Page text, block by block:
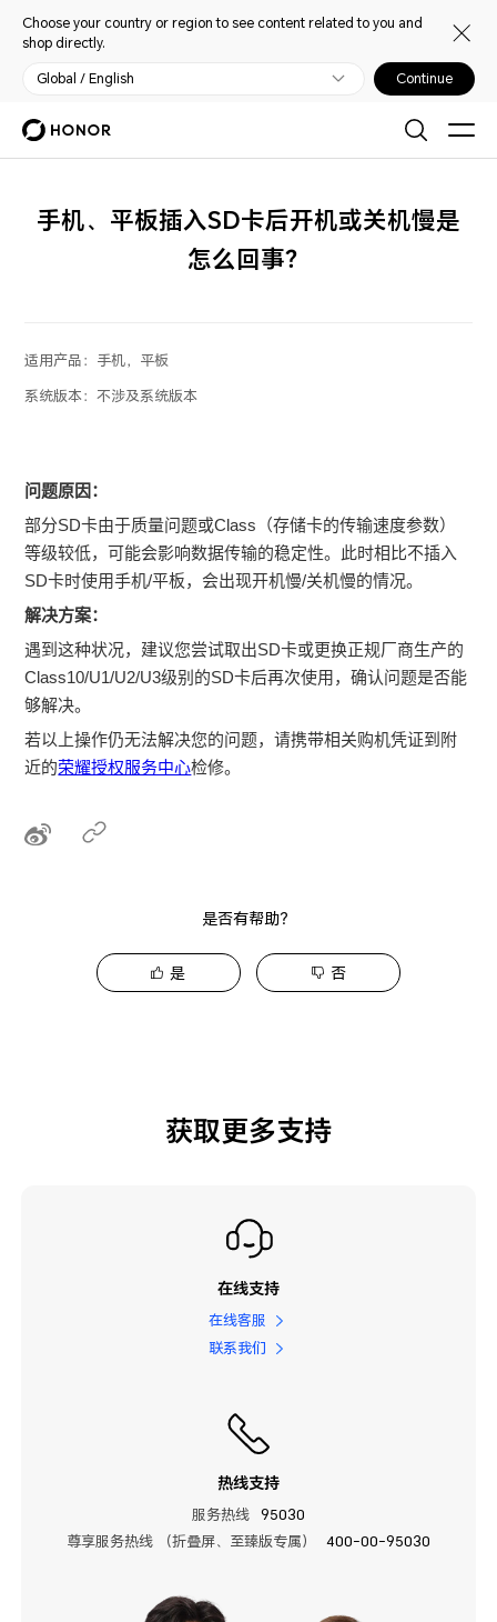
Choose your country or region to see content related to you and
shop directly.
Global / English Continue
手机、平板插入SD卡后开机或关机慢是
怎么回事？
适用产品： 手机，平板
系统版本：不涉及系统版本
问题原因：
部分SD卡由于质量问题或Class（存储卡的传输速度参数）
等级较低，可能会影响数据传输的稳定性。此时相比不插入
SD卡时使用手机/平板，会出现开机慢/关机慢的情况。
解决方案：
遇到这种状况，建议您尝试取出SD卡或更换正规厂商生产的
Class10/U1/U2/U3级别的SD卡后再次使用，确认问题是否能
够解决。
若以上操作仍无法解决您的问题，请携带相关购机凭证到附
近的荣耀授权服务中心检修。
是否有帮助？
是 否
获取更多支持
在线支持
在线客服
联系我们
热线支持
服务热线
95030
尊享服务热线 （折叠屏、至臻版专属）
400-00-95030